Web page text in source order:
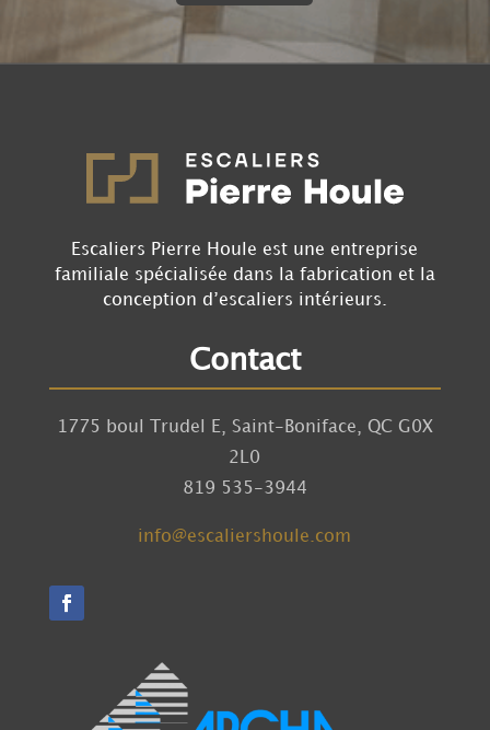
Escaliers Pierre Houle est une entreprise
familiale spécialisée dans la fabrication et la
conception d’escaliers intérieurs.
Contact
1775 boul Trudel E, Saint-Boniface, QC G0X
2L0
819 535-3944
info@escaliershoule.com